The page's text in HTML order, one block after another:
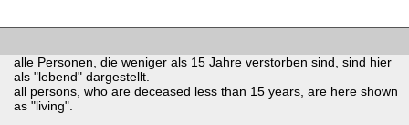
alle Personen, die weniger als 15 Jahre verstorben sind, sind hier
als "lebend" dargestellt.
all persons, who are deceased less than 15 years, are here shown
as "living".